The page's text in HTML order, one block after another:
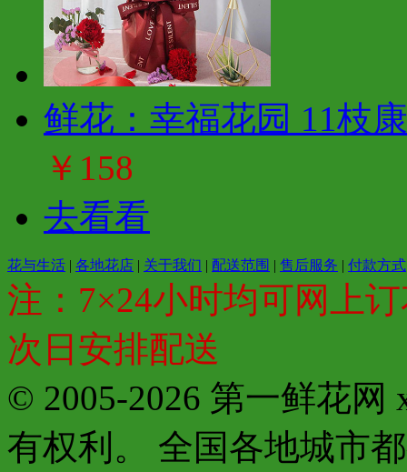
鲜花：幸福花园 11枝
￥158
去看看
花与生活 | 各地花店 | 关于我们 | 配送范围 | 售后服务 | 付款方式
注：7×24小时均可网上
次日安排配送
© 2005-2026 第一鲜花网
有权利。 全国各地城市